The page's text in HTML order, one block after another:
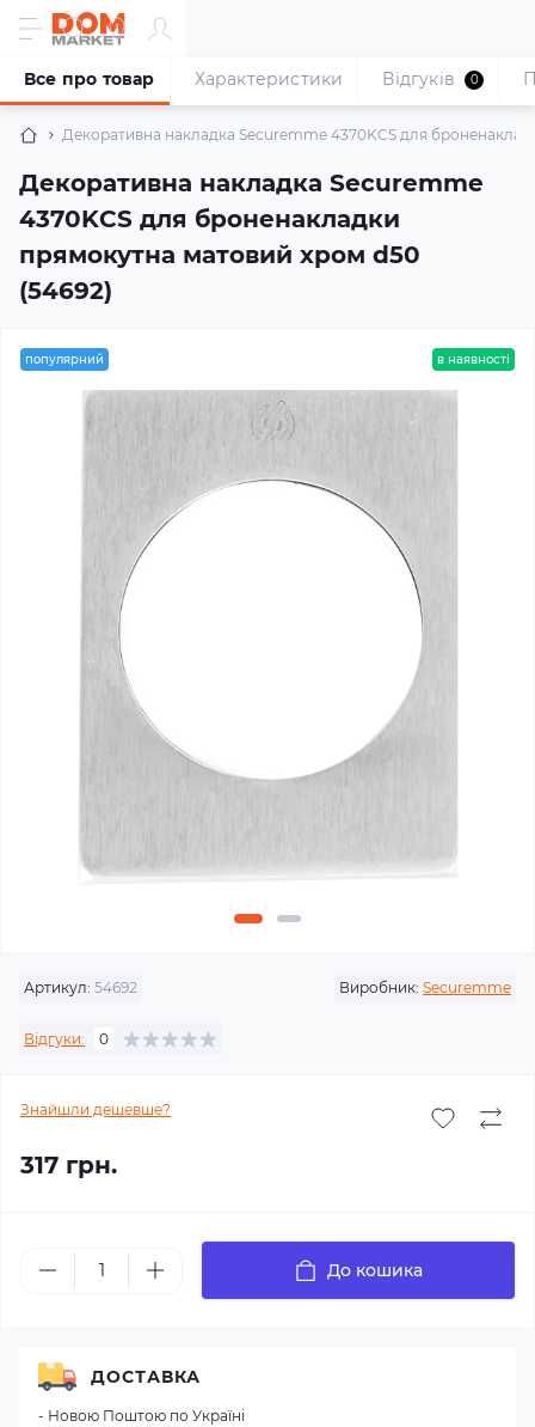
Декоративна накладка Securemme 4370KCS для
Декоративна накладка Securemme
4370KCS для броненакладки
прямокутна матовий хром d50
(54692)
Все про товар Характеристики Відгуків 0
популярний в наявності
Артикул: 54692 Виробник: Securemme
Відгуки: 0
Знайшли дешевше?
317 грн.
До кошика
ДОСТАВКА
- Новою Поштою по Україні